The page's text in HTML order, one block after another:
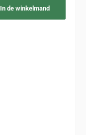
In de winkelmand